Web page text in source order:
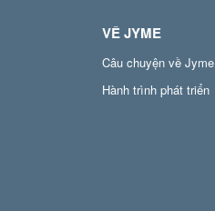
VỀ JYME
Câu chuyện về Jyme
Hành trình phát triển